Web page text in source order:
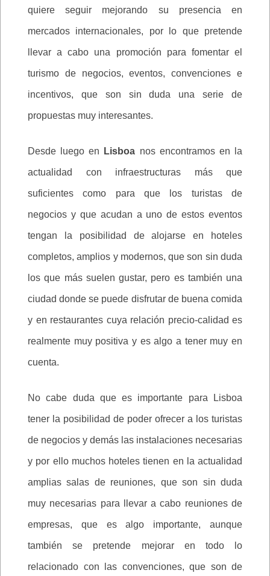
quiere seguir mejorando su presencia en
mercados internacionales, por lo que pretende
llevar a cabo una promoción para fomentar el
turismo de negocios, eventos, convenciones e
incentivos, que son sin duda una serie de
propuestas muy interesantes.
Desde luego en Lisboa nos encontramos en la
actualidad con infraestructuras más que
suficientes como para que los turistas de
negocios y que acudan a uno de estos eventos
tengan la posibilidad de alojarse en hoteles
completos, amplios y modernos, que son sin duda
los que más suelen gustar, pero es también una
ciudad donde se puede disfrutar de buena comida
y en restaurantes cuya relación precio-calidad es
realmente muy positiva y es algo a tener muy en
cuenta.
No cabe duda que es importante para Lisboa
tener la posibilidad de poder ofrecer a los turistas
de negocios y demás las instalaciones necesarias
y por ello muchos hoteles tienen en la actualidad
amplias salas de reuniones, que son sin duda
muy necesarias para llevar a cabo reuniones de
empresas, que es algo importante, aunque
también se pretende mejorar en todo lo
relacionado con las convenciones, que son de